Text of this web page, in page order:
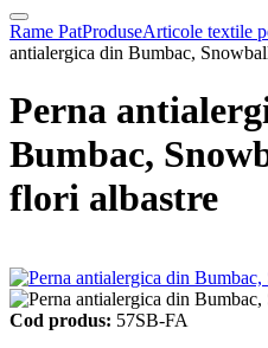
Rame PatProduseArticole textile
antialergica din Bumbac,
Perna
Bumbac,
flori albastre
Cod produs: 57SB-FA